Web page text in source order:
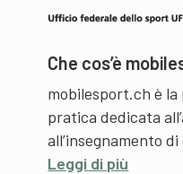
Che cos’è
mobilesport.ch è
pratica dedicata
all’insegnamento
Leggi di più